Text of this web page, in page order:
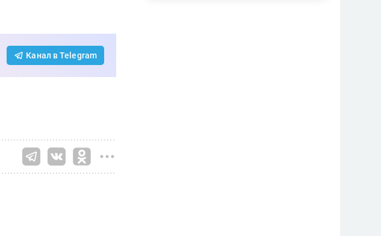
Канал в Telegram